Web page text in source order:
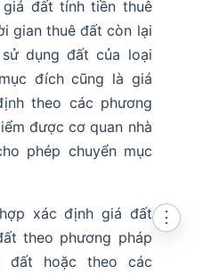
đất tính tiền thuê
gian thuê đất còn lại
dụng đất của loại
đích cũng là giá
theo các phương
được cơ quan nhà
phép chuyển mục
xác định giá đất
theo phương pháp
đất hoặc theo các
⋮